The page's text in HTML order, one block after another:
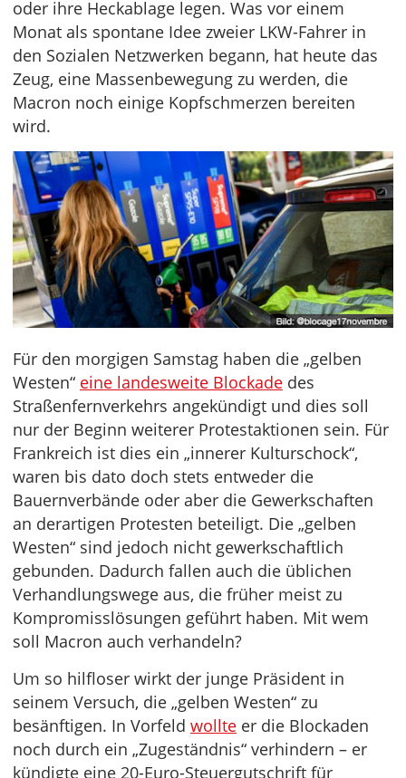
oder ihre Heckablage legen. Was vor einem
Monat als spontane Idee zweier LKW-Fahrer in
den Sozialen Netzwerken begann, hat heute das
Zeug, eine Massenbewegung zu werden, die
Macron noch einige Kopfschmerzen bereiten
wird.
Für den morgigen Samstag haben die „gelben
Westen“ eine landesweite Blockade des
Straßenfernverkehrs angekündigt und dies soll
nur der Beginn weiterer Protestaktionen sein. Für
Frankreich ist dies ein „innerer Kulturschock“,
waren bis dato doch stets entweder die
Bauernverbände oder aber die Gewerkschaften
an derartigen Protesten beteiligt. Die „gelben
Westen“ sind jedoch nicht gewerkschaftlich
gebunden. Dadurch fallen auch die üblichen
Verhandlungswege aus, die früher meist zu
Kompromisslösungen geführt haben. Mit wem
soll Macron auch verhandeln?
Um so hilfloser wirkt der junge Präsident in
seinem Versuch, die „gelben Westen“ zu
besänftigen. In Vorfeld wollte er die Blockaden
noch durch ein „Zugeständnis“ verhindern – er
kündigte eine 20-Euro-Steuergutschrift für